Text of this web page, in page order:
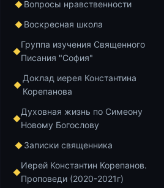
Вопросы нравственности
Воскресная школа
Группа изучения Священного
Писания "София"
Доклад иерея Константина
Корепанова
Духовная жизнь по Симеону
Новому Богослову
Записки священника
Иерей Константин Корепанов.
Проповеди (2020-2021г)
Начальный фрагмент
перед рождественскими
Писания «София». В записи